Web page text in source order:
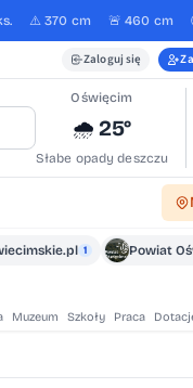
⚠️ 370 cm 🚨 460 cm
Zaloguj się
Oświęcim
🌧️ 25°
Słabe opady deszczu
1 Powiat
Muzeum Szkoły Praca